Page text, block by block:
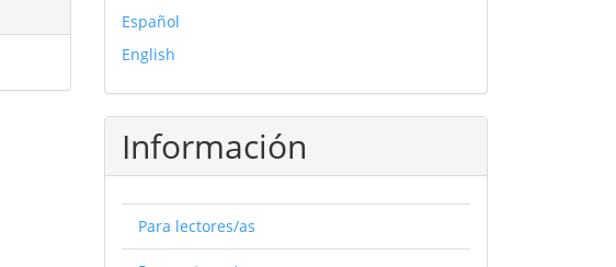
Español
English
Información
Para lectores/as